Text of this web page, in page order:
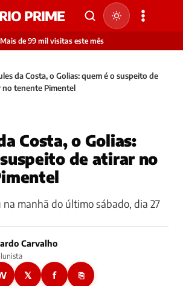
PRIME
Mais de 99 mil visitas este mês
da Costa, o Golias: quem é o suspeito de
no tenente Pimentel
Costa, o Golias:
de atirar no
na manhã do último sábado, dia 27
Carvalho
𝕏 f ⎘